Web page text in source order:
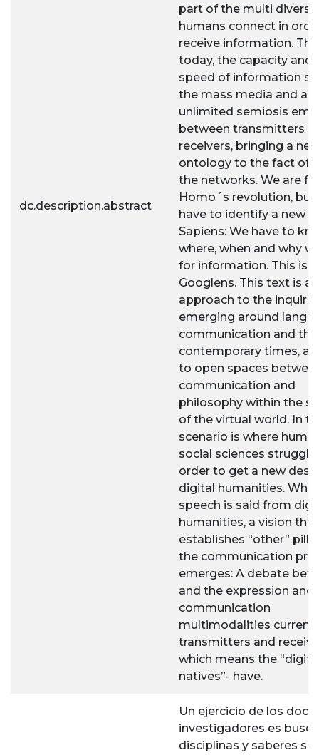
dc.description.abstract
part of the multi
humans connect in
receive information.
today, the capacity and
speed of information
the mass media and an
unlimited semiosis
between transmitters
receivers, bringing a
ontology to the fact of
the networks. We are
Homo´s revolution, but
have to identify a new
Sapiens: We have to
where, when and why
for information. This is
Googlens. This text is an
approach to the
emerging around
communication and
contemporary times,
to open spaces
communication and
philosophy within the
of the virtual world. In
scenario is where
social sciences struggle
order to get a new
digital humanities.
speech is said from
humanities, a vision that
establishes “other”
the communication
emerges: A debate
and the expression and
communication
multimodalities current
transmitters and
which means the
natives”- have.
Un ejercicio de los
investigadores es
disciplinas y saberes